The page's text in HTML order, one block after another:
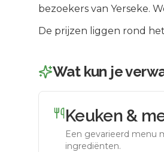
bezoekers van Yerseke.
De prijzen liggen rond
Wat kun je
Keuken &
Een gevarieerd menu
ingrediënten.